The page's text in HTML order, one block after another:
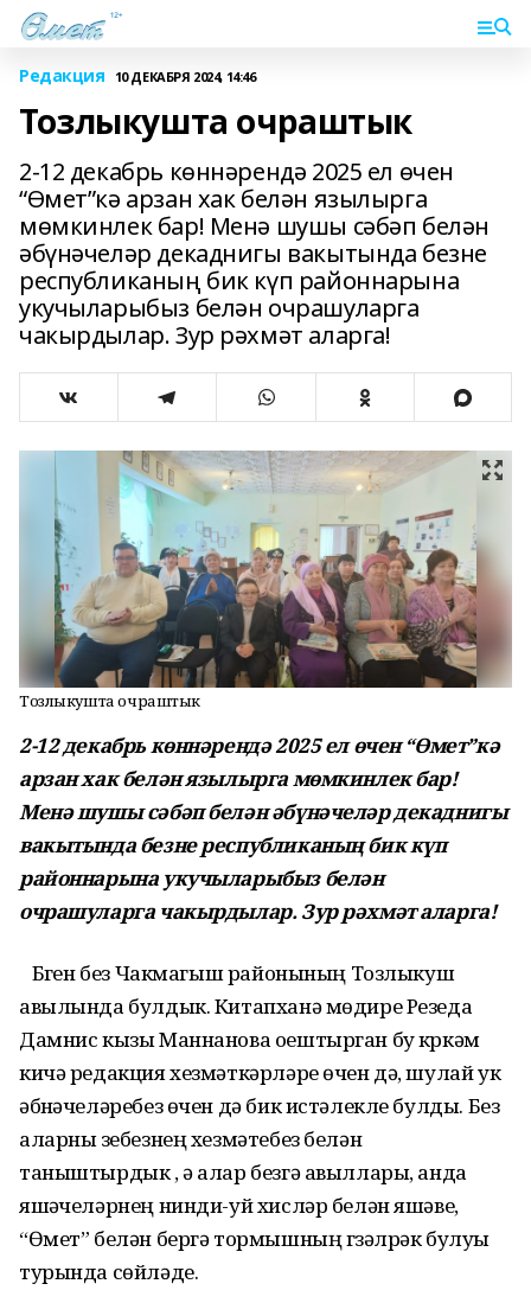
Редакция 10 ДЕКАБРЯ 2024, 14:46
Тозлыкушта очраштык
2-12 декабрь көннәрендә 2025 ел өчен
“Өмет”кә арзан хак белән язылырга
мөмкинлек бар! Менә шушы сәбәп белән
әбүнәчеләр декаднигы вакытында безне
республиканың бик күп районнарына
укучыларыбыз белән очрашуларга
чакырдылар. Зур рәхмәт аларга!
Тозлыкушта очраштык
2-12 декабрь көннәрендә 2025 ел өчен “Өмет”кә
арзан хак белән язылырга мөмкинлек бар!
Менә шушы сәбәп белән әбүнәчеләр декаднигы
вакытында безне республиканың бик күп
районнарына укучыларыбыз белән
очрашуларга чакырдылар. Зур рәхмәт аларга!
Бүген без Чакмагыш районының Тозлыкуш
авылында булдык. Китапханә мөдире Резеда
Дамнис кызы Маннанова оештырган бу күркәм
кичә редакция хезмәткәрләре өчен дә, шулай ук
әбүнәчеләребез өчен дә бик истәлекле булды. Без
аларны үзебезнең хезмәтебез белән
таныштырдык , ә алар безгә авыллары, анда
яшәүчеләрнең нинди-уй хисләр белән яшәве,
“Өмет” белән бергә тормышның гүзәлрәк булуы
турында сөйләде.